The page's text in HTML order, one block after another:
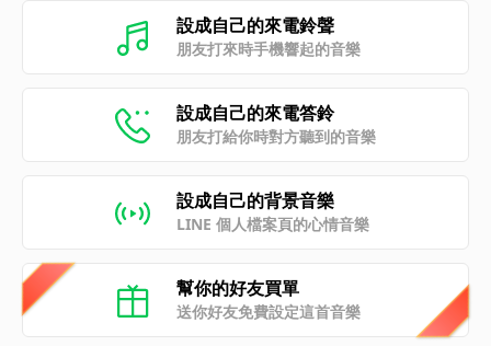
設成自己的來電鈴聲
朋友打來時手機響起的音樂
設成自己的來電答鈴
朋友打給你時對方聽到的音樂
設成自己的背景音樂
LINE 個人檔案頁的心情音樂
幫你的好友買單
送你好友免費設定這首音樂